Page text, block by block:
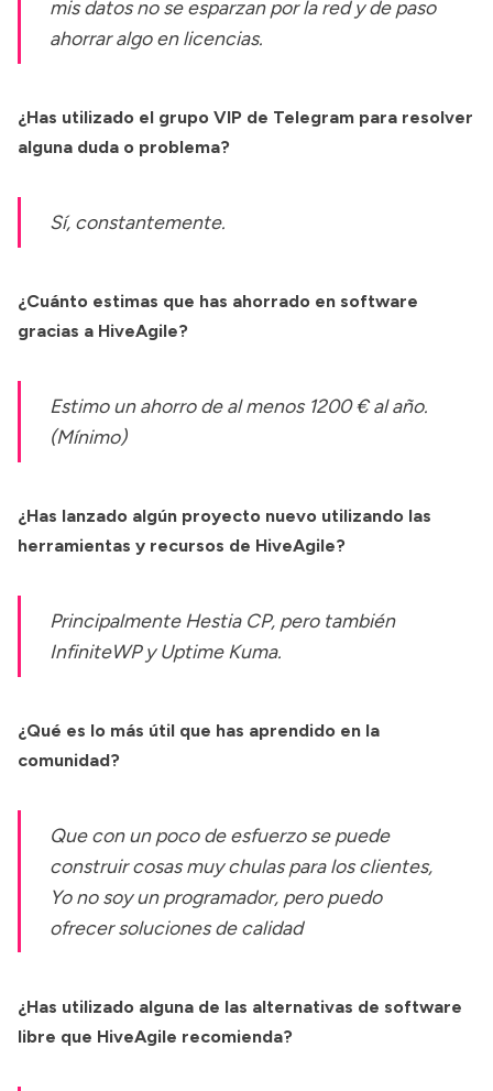
mis datos no se esparzan por la red y de paso
ahorrar algo en licencias.
¿Has utilizado el grupo VIP de Telegram para resolver
alguna duda o problema?
Sí, constantemente.
¿Cuánto estimas que has ahorrado en software
gracias a HiveAgile?
Estimo un ahorro de al menos 1200 € al año.
(Mínimo)
¿Has lanzado algún proyecto nuevo utilizando las
herramientas y recursos de HiveAgile?
Principalmente Hestia CP, pero también
InfiniteWP y Uptime Kuma.
¿Qué es lo más útil que has aprendido en la
comunidad?
Que con un poco de esfuerzo se puede
construir cosas muy chulas para los clientes,
Yo no soy un programador, pero puedo
ofrecer soluciones de calidad
¿Has utilizado alguna de las alternativas de software
libre que HiveAgile recomienda?